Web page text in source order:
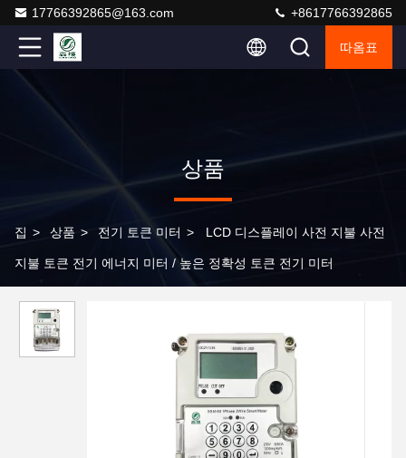
17766392865@163.com +8617766392865
따옴표
상품
집 > 상품 > 전기 토큰 미터 > LCD 디스플레이 사전 지불 사전
지불 토큰 전기 에너지 미터 / 높은 정확성 토큰 전기 미터